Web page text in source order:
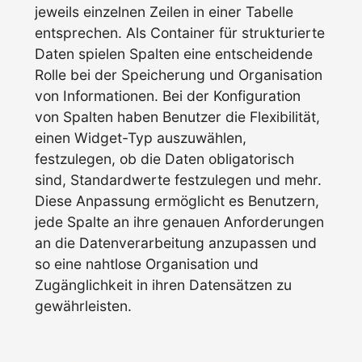
jeweils einzelnen Zeilen in einer Tabelle
entsprechen. Als Container für strukturierte
Daten spielen Spalten eine entscheidende
Rolle bei der Speicherung und Organisation
von Informationen. Bei der Konfiguration
von Spalten haben Benutzer die Flexibilität,
einen Widget-Typ auszuwählen,
festzulegen, ob die Daten obligatorisch
sind, Standardwerte festzulegen und mehr.
Diese Anpassung ermöglicht es Benutzern,
jede Spalte an ihre genauen Anforderungen
an die Datenverarbeitung anzupassen und
so eine nahtlose Organisation und
Zugänglichkeit in ihren Datensätzen zu
gewährleisten.